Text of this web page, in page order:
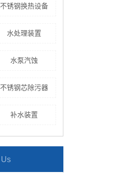
不锈钢换热设备
水处理装置
水泵汽蚀
不锈钢芯除污器
补水装置